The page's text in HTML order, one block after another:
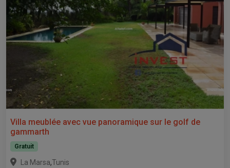
Villa meublée avec vue panoramique sur le golf de
gammarth
Gratuit
La Marsa,Tunis